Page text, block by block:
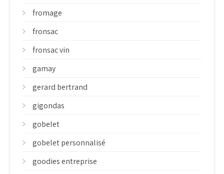
fromage
fronsac
fronsac vin
gamay
gerard bertrand
gigondas
gobelet
gobelet personnalisé
goodies entreprise